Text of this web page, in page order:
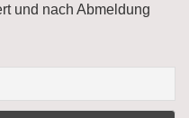
und nach Abmeldung